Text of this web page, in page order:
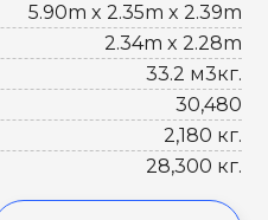
5.90m x 2.35m x 2.39m
2.34m x 2.28m
33.2 м3кг.
30,480
2,180 кг.
28,300 кг.